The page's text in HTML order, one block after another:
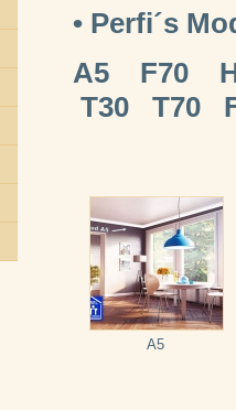
• Perfi´s
A5 F70
T30 T70
A5